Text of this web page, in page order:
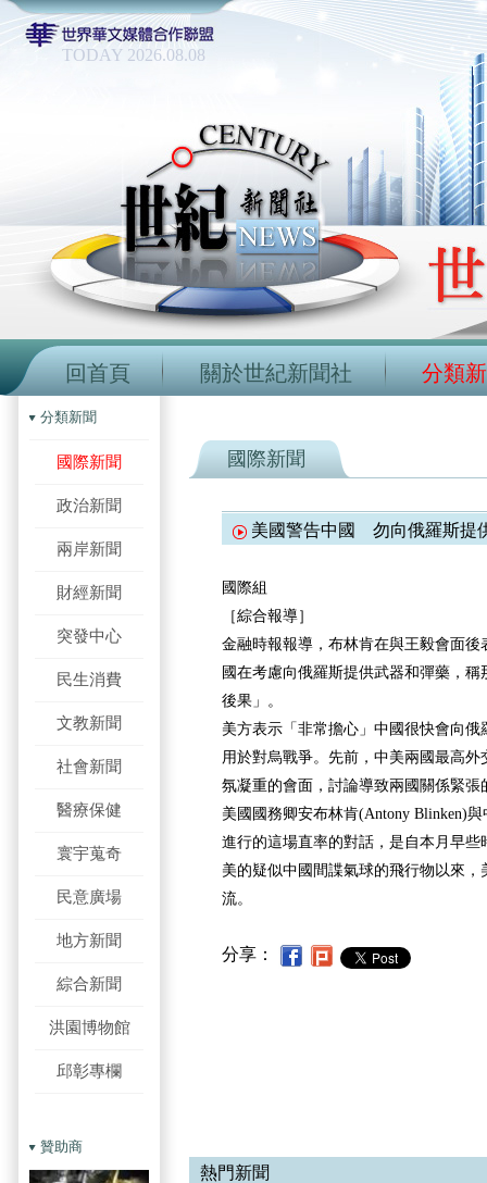
TODAY 2026.08.08
回首頁 關於世紀新聞社 分類
分類新聞
國際新聞
政治新聞
兩岸新聞
財經新聞
突發中心
民生消費
文教新聞
社會新聞
醫療保健
寰宇蒐奇
民意廣場
地方新聞
綜合新聞
洪園博物館
邱彰專欄
贊助商
國際新聞
美國警告中國 勿向俄羅斯提
國際組
［綜合報導］
金融時報報導，布林肯在與王毅會面
國在考慮向俄羅斯提供武器和彈藥，
後果」。
美方表示「非常擔心」中國很快會向
用於對烏戰爭。先前，中美兩國最高
氛凝重的會面，討論導致兩國關係緊張
美國國務卿安布林肯(Antony Blinken)
進行的這場直率的對話，是自本月早
美的疑似中國間諜氣球的飛行物以來
流。
分享：
熱門新聞